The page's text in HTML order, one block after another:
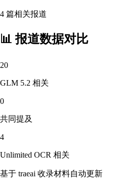
4 篇相关报道
📊 报道数据对比
20
GLM 5.2 相关
0
共同提及
4
Unlimited OCR 相关
基于 traeai 收录材料自动更新